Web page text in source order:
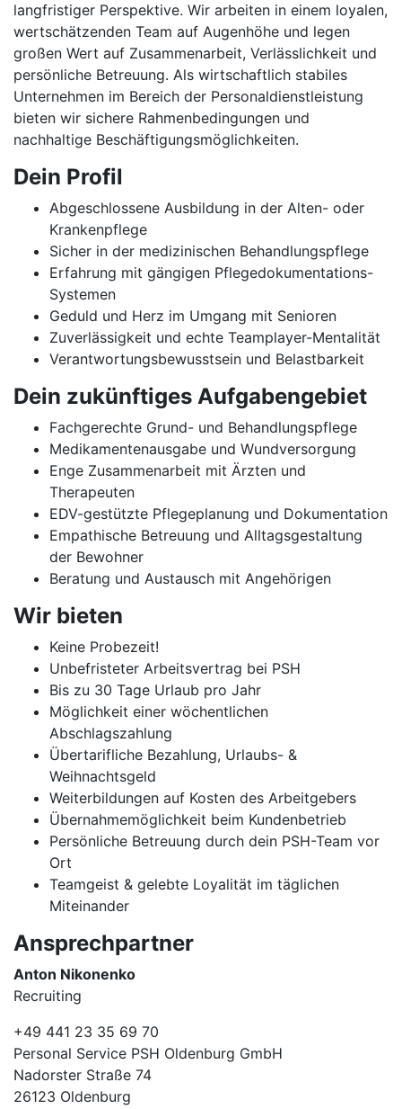
langfristiger Perspektive. Wir arbeiten in einem loyalen,
wertschätzenden Team auf Augenhöhe und legen
großen Wert auf Zusammenarbeit, Verlässlichkeit und
persönliche Betreuung. Als wirtschaftlich stabiles
Unternehmen im Bereich der Personaldienstleistung
bieten wir sichere Rahmenbedingungen und
nachhaltige Beschäftigungsmöglichkeiten.
Dein Profil
Abgeschlossene Ausbildung in der Alten- oder
Krankenpflege
Sicher in der medizinischen Behandlungspflege
Erfahrung mit gängigen Pflegedokumentations-
Systemen
Geduld und Herz im Umgang mit Senioren
Zuverlässigkeit und echte Teamplayer-Mentalität
Verantwortungsbewusstsein und Belastbarkeit
Dein zukünftiges Aufgabengebiet
Fachgerechte Grund- und Behandlungspflege
Medikamentenausgabe und Wundversorgung
Enge Zusammenarbeit mit Ärzten und
Therapeuten
EDV-gestützte Pflegeplanung und Dokumentation
Empathische Betreuung und Alltagsgestaltung
der Bewohner
Beratung und Austausch mit Angehörigen
Wir bieten
Keine Probezeit!
Unbefristeter Arbeitsvertrag bei PSH
Bis zu 30 Tage Urlaub pro Jahr
Möglichkeit einer wöchentlichen
Abschlagszahlung
Übertarifliche Bezahlung, Urlaubs- &
Weihnachtsgeld
Weiterbildungen auf Kosten des Arbeitgebers
Übernahmemöglichkeit beim Kundenbetrieb
Persönliche Betreuung durch dein PSH-Team vor
Ort
Teamgeist & gelebte Loyalität im täglichen
Miteinander
Ansprechpartner
Anton Nikonenko
Recruiting
+49 441 23 35 69 70
Personal Service PSH Oldenburg GmbH
Nadorster Straße 74
26123 Oldenburg